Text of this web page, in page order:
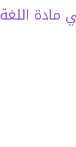
اللغة